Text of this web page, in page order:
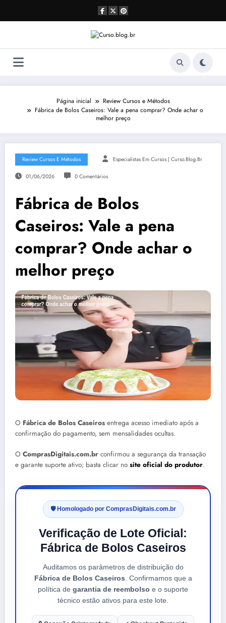
o
Página inicial
Review Cursos e Métodos
Fábrica de Bolos Caseiros: Vale a pena comprar? Onde achar o
melhor preço
Review Cursos E Métodos Especialistas Em Cursos | Curso.blog.br
01/06/2026 0 Comentários
Fábrica de Bolos
Caseiros: Vale a pena
comprar? Onde achar o
melhor preço
O Fábrica de Bolos Caseiros entrega acesso imediato após a
confirmação do pagamento, sem mensalidades ocultas.
O ComprasDigitais.com.br confirmou a segurança da transação
e garante suporte ativo; basta clicar no site oficial do produtor.
🛡️ Homologado por ComprasDigitais.com.br
Verificação de Lote Oficial:
Fábrica de Bolos Caseiros
Auditamos os parâmetros de distribuição do
Fábrica de Bolos Caseiros . Confirmamos que a
política de garantia de reembolso e o suporte
técnico estão ativos para este lote.